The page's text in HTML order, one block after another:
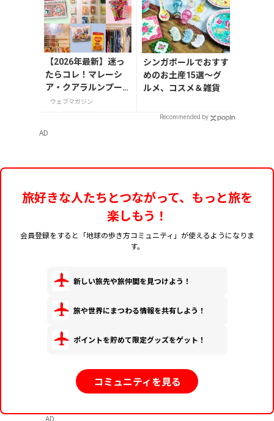
【2026年最新】迷っ
たらコレ！マレーシ
ア・クアラルンプー
ルで絶対買いたいお
ウェブマガジン
シンガポールでおすす
めのお土産15選～グ
ルメ、コスメ＆雑貨
Recommended by
AD
旅好きな人たちとつながって、もっと旅を
楽しもう！
会員登録をすると「地球の歩き方コミュニティ」が使えるようになりま
す。
新しい旅先や旅仲間を見つけよう！
旅や世界にまつわる情報を共有しよう！
ポイントを貯めて限定グッズをゲット！
コミュニティを見る
AD